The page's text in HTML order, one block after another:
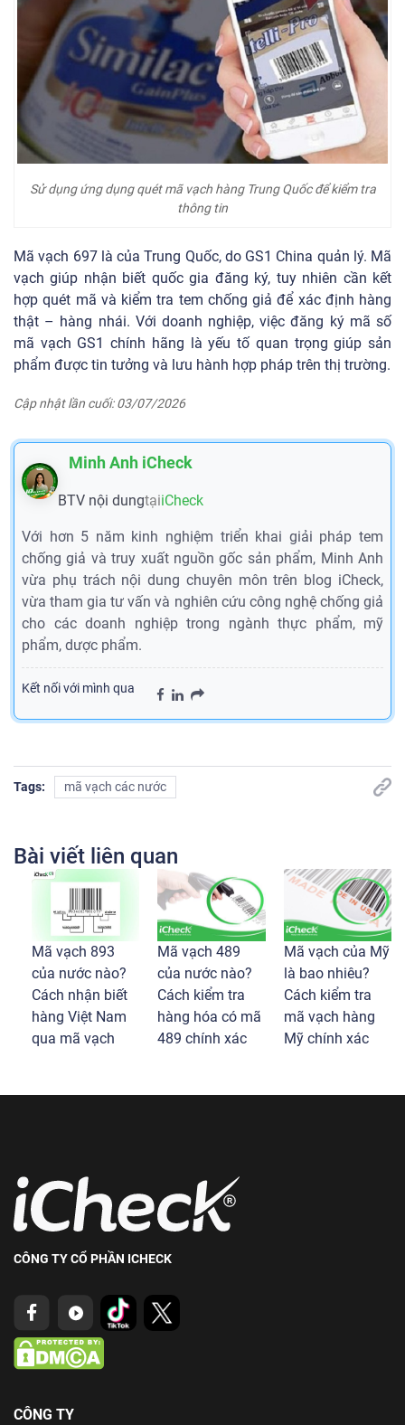
Sử dụng ứng dụng quét mã vạch hàng Trung Quốc để kiểm tra
thông tin
Mã vạch 697 là của Trung Quốc, do GS1 China quản lý. Mã
vạch giúp nhận biết quốc gia đăng ký, tuy nhiên cần kết
hợp quét mã và kiểm tra tem chống giả để xác định hàng
thật – hàng nhái. Với doanh nghiệp, việc đăng ký mã số
mã vạch GS1 chính hãng là yếu tố quan trọng giúp sản
phẩm được tin tưởng và lưu hành hợp pháp trên thị trường.
Cập nhật lần cuối: 03/07/2026
Minh Anh iCheck
BTV nội dungtạiiCheck
Với hơn 5 năm kinh nghiệm triển khai giải pháp tem
chống giả và truy xuất nguồn gốc sản phẩm, Minh Anh
vừa phụ trách nội dung chuyên môn trên blog iCheck,
vừa tham gia tư vấn và nghiên cứu công nghệ chống giả
cho các doanh nghiệp trong ngành thực phẩm, mỹ
phẩm, dược phẩm.
Kết nối với mình qua
Tags: mã vạch các nước
Bài viết liên quan
Mã vạch 893
của nước nào?
Cách nhận biết
hàng Việt Nam
qua mã vạch
Mã vạch 489
của nước nào?
Cách kiểm tra
hàng hóa có mã
489 chính xác
Mã vạch của Mỹ
là bao nhiêu?
Cách kiểm tra
mã vạch hàng
Mỹ chính xác
CÔNG TY CỔ PHẦN ICHECK
CÔNG TY